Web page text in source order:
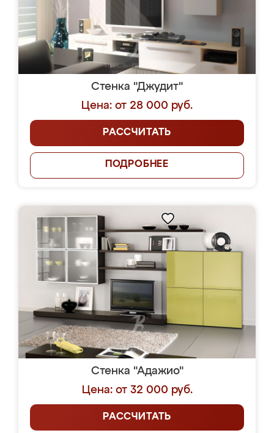
Стенка "Джудит"
Цена: от 28 000 руб.
РАССЧИТАТЬ
ПОДРОБНЕЕ
Стенка "Адажио"
Цена: от 32 000 руб.
РАССЧИТАТЬ